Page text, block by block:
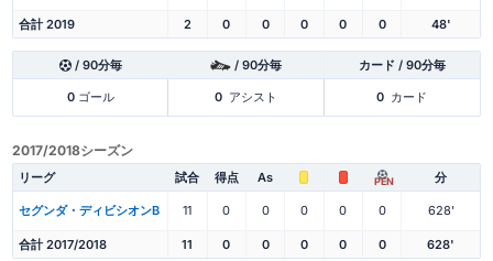
合計 2019 2 0 0 0 0 0 48'
/ 90分毎 / 90分毎 カード / 90分毎
0ゴール 0 アシスト 0 カード
2017/2018シーズン
リーグ 試合 得点 As PEN 分
セグンダ・ディビシオンB 11 0 0 0 0 0 628'
合計 2017/2018 11 0 0 0 0 0 628'